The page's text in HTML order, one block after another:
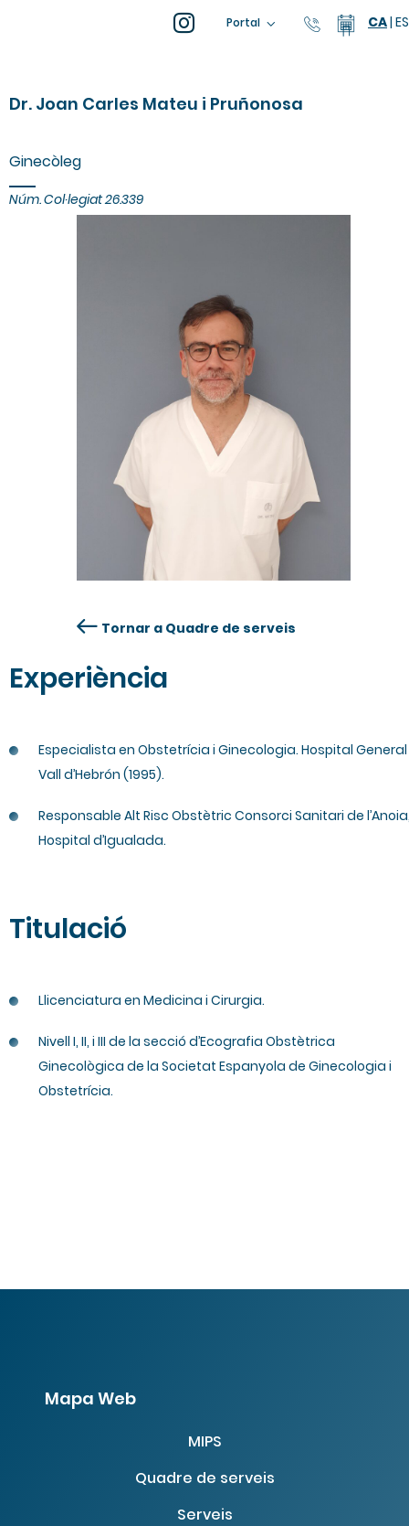
Portal 93 805 04
CA| ES
Dr. Joan Carles Mateu i Pruñonosa
Ginecòleg
Núm. Col·legiat26.339
Experiència
Especialista en Obstetrícia i Ginecologia. Hospital General
Vall d’Hebrón (1995).
Responsable Alt Risc Obstètric Consorci Sanitari de
Hospital d’Igualada.
Titulació
Llicenciatura en Medicina i Cirurgia.
Nivell I, II, i III de la secció d’Ecografia Obstètrica
Ginecològica de la Societat Espanyola de Ginecologia i
Obstetrícia.
Tornar a Quadre de serveis
Mapa Web
MIPS
Quadre de serveis
Serveis